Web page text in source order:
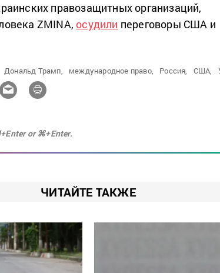
правозащитных организаций,
ZMINA, осудили переговоры США и
Дональд Трамп, международное право, Россия, США,
or ⌘+Enter.
ЧИТАЙТЕ ТАКЖЕ